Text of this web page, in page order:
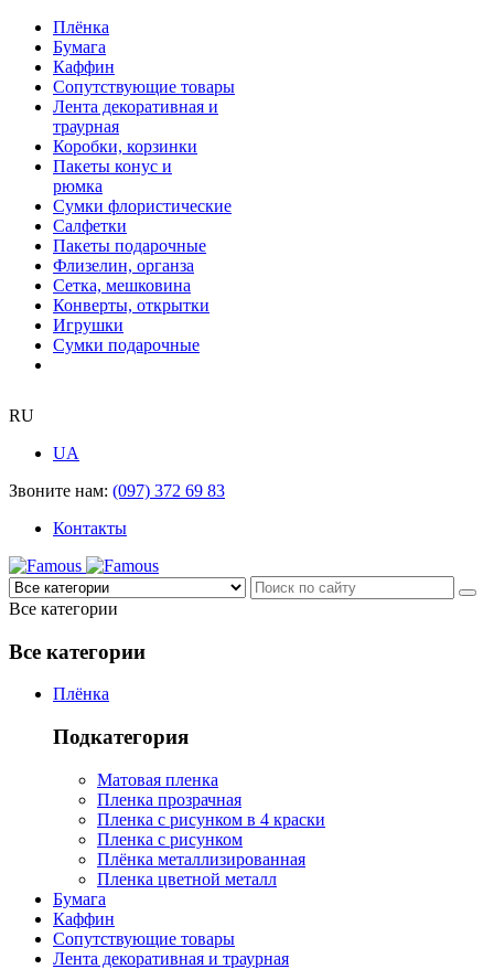
Плёнка
Бумага
Каффин
Сопутствующие товары
Лента декоративная и
траурная
Коробки, корзинки
Пакеты конус и
рюмка
Сумки флористические
Салфетки
Пакеты подарочные
Флизелин, органза
Сетка, мешковина
Конверты, открытки
Игрушки
Сумки подарочные
RU
UA
Звоните нам: (097) 372 69 83
Контакты
Все категории
Все категории
Плёнка
Подкатегория
Матовая пленка
Пленка прозрачная
Пленка с рисунком в 4 краски
Пленка с рисунком
Плёнка металлизированная
Пленка цветной металл
Бумага
Каффин
Сопутствующие товары
Лента декоративная и траурная